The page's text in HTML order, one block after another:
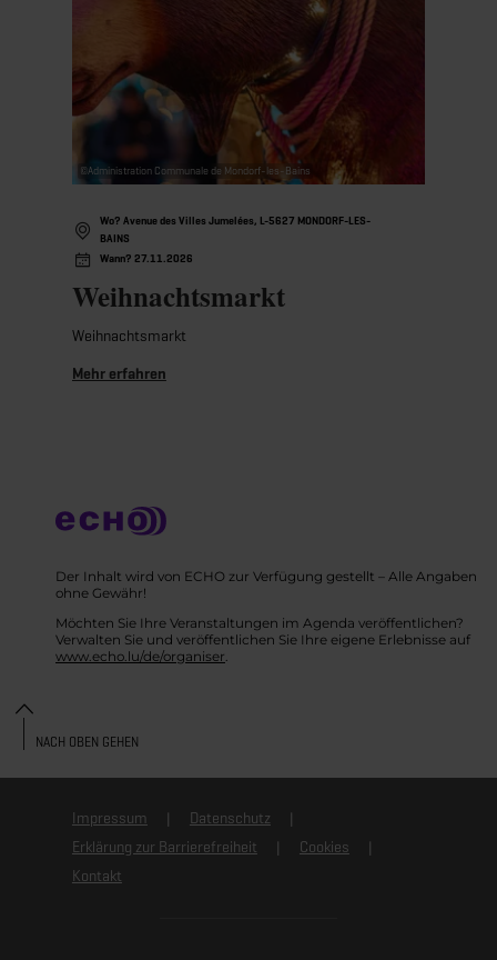
©Administration Communale de Mondorf-les-Bains
Wo? Avenue des Villes Jumelées, L-5627 MONDORF-LES-
BAINS
Wann? 27.11.2026
Weihnachtsmarkt
Weihnachtsmarkt
Mehr erfahren
Der Inhalt wird von ECHO zur Verfügung gestellt – Alle Angaben
ohne Gewähr!
Möchten Sie Ihre Veranstaltungen im Agenda veröffentlichen?
Verwalten Sie und veröffentlichen Sie Ihre eigene Erlebnisse auf
www.echo.lu/de/organiser.
Impressum
Datenschutz
Erklärung zur Barrierefreiheit
Cookies
Kontakt
NACH OBEN GEHEN